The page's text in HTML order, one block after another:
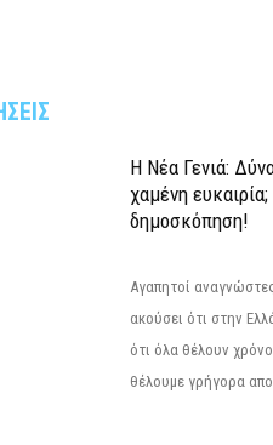
Η Νέα Γενιά:
χαμένη
δημοσκόπηση!
Αγαπητοί
ακούσει ότι στην
ότι όλα θέλουν
θέλουμε γρήγορα